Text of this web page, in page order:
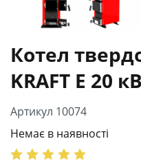
Котел
KRAFT E 20
Артикул 10074
Немає в наявності